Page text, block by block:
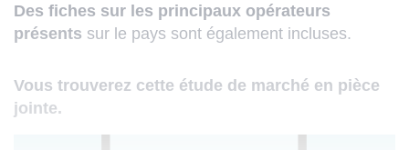
Des fiches sur les principaux opérateurs
présents sur le pays sont également incluses.
Vous trouverez cette étude de marché en pièce
jointe.